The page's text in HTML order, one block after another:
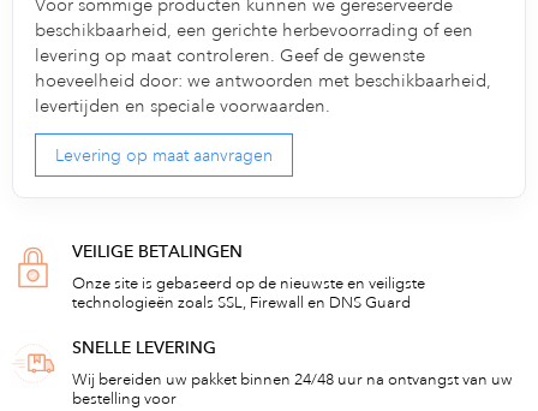
Voor sommige producten kunnen we gereserveerde
beschikbaarheid, een gerichte herbevoorrading of een
levering op maat controleren. Geef de gewenste
hoeveelheid door: we antwoorden met beschikbaarheid,
levertijden en speciale voorwaarden.
Levering op maat aanvragen
VEILIGE BETALINGEN
Onze site is gebaseerd op de nieuwste en veiligste
technologieën zoals SSL, Firewall en DNS Guard
SNELLE LEVERING
Wij bereiden uw pakket binnen 24/48 uur na ontvangst van uw
bestelling voor